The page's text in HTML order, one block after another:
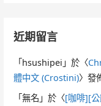
近期留言
「hsushipei 」於〈
體中文 (Crostini)〉發
「無名 」於〈[咖啡][